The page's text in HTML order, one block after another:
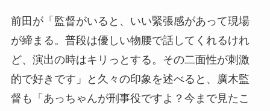
前田が「監督がいると、いい緊張感があって現場
が締まる。普段は優しい物腰で話してくれるけれ
ど、演出の時はキリっとする。その二面性が刺激
的で好きです」と久々の印象を述べると、廣木監
督も「あっちゃんが刑事役ですよ？今まで見たこ